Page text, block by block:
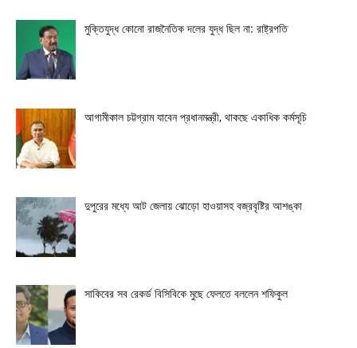
মুক্তিযুদ্ধ কোনো রাজনৈতিক দলের যুদ্ধ ছিল না: রাষ্ট্রপতি
আগামীকাল চট্টগ্রাম যাবেন প্রধানমন্ত্রী, থাকছে একাধিক কর্মসূচি
দুপুরের মধ্যে আট জেলায় ঝোড়ো হাওয়াসহ বজ্রবৃষ্টির আশঙ্কা
সাকিবের সব রেকর্ড বিসিবিকে মুছে ফেলতে বললেন শফিকুল